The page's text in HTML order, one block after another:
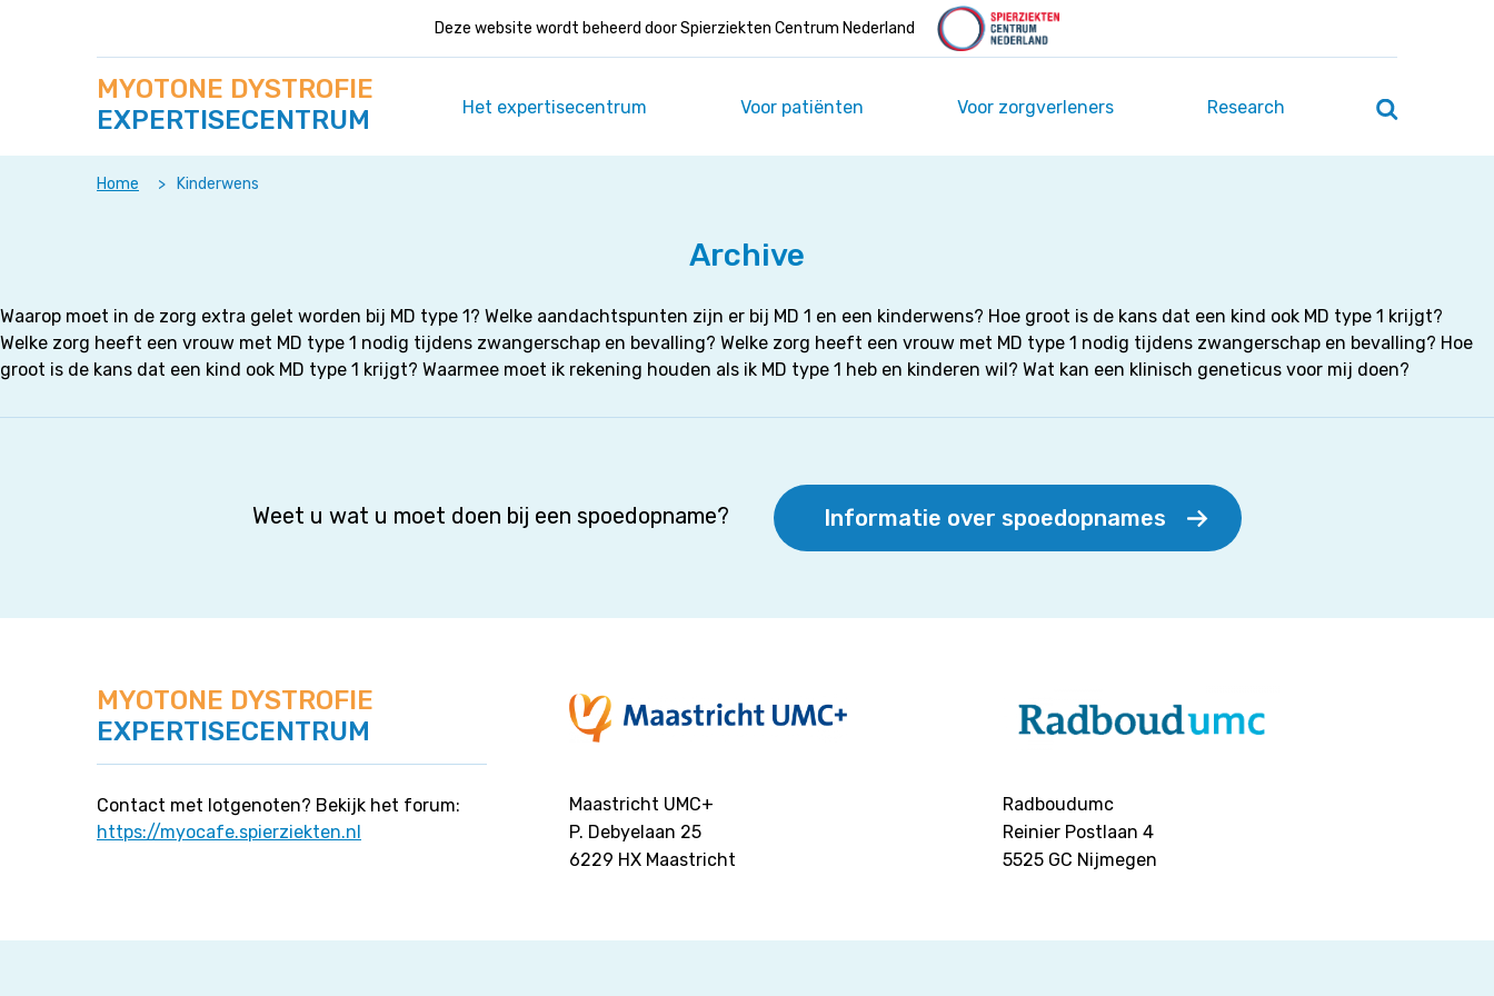
Deze website wordt beheerd door Spierziekten Centrum Nederland
direct
naar
op
deze
site
MYOTONE DYSTROFIE
EXPERTISECENTRUM
Het expertisecentrum Voor patiënten Voor zorgverleners Research Zoeken
/
Home > Kinderwens
Archive
Waarop moet in de zorg extra gelet worden bij MD type 1? Welke aandachtspunten zijn er bij MD 1 en een kinderwens? Hoe groot is de kans dat een kind ook MD type 1 krijgt?
Welke zorg heeft een vrouw met MD type 1 nodig tijdens zwangerschap en bevalling? Welke zorg heeft een vrouw met MD type 1 nodig tijdens zwangerschap en bevalling? Hoe
groot is de kans dat een kind ook MD type 1 krijgt? Waarmee moet ik rekening houden als ik MD type 1 heb en kinderen wil? Wat kan een klinisch geneticus voor mij doen?
Weet u wat u moet doen bij een spoedopname? Informatie over spoedopnames
MYOTONE DYSTROFIE
EXPERTISECENTRUM
Contact met lotgenoten? Bekijk het forum:
https://myocafe.spierziekten.nl
Maastricht UMC+
P. Debyelaan 25
6229 HX Maastricht
Radboudumc
Reinier Postlaan 4
5525 GC Nijmegen